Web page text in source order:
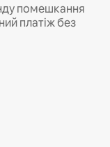
помешкання
платіж без